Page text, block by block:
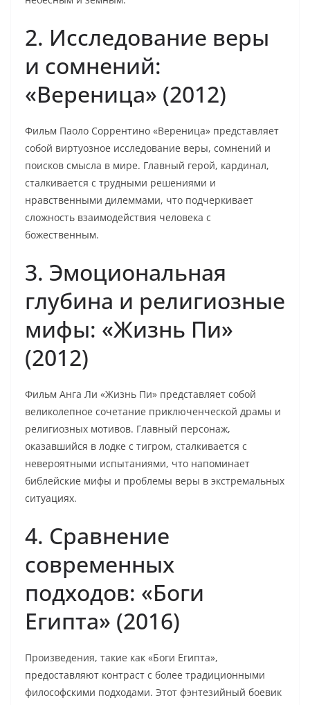
2. Исследование веры
и сомнений:
«Вереница» (2012)
Фильм Паоло Соррентино «Вереница» представляет
собой виртуозное исследование веры, сомнений и
поисков смысла в мире. Главный герой, кардинал,
сталкивается с трудными решениями и
нравственными дилеммами, что подчеркивает
сложность взаимодействия человека с
божественным.
3. Эмоциональная
глубина и религиозные
мифы: «Жизнь Пи»
(2012)
Фильм Анга Ли «Жизнь Пи» представляет собой
великолепное сочетание приключенческой драмы и
религиозных мотивов. Главный персонаж,
оказавшийся в лодке с тигром, сталкивается с
невероятными испытаниями, что напоминает
библейские мифы и проблемы веры в экстремальных
ситуациях.
4. Сравнение
современных
подходов: «Боги
Египта» (2016)
Произведения, такие как «Боги Египта»,
предоставляют контраст с более традиционными
философскими подходами. Этот фэнтезийный боевик